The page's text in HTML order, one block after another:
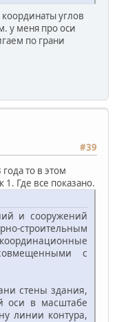
углов
у меня про оси
по грани
#39
то в этом
1. Где все показано.
и сооружений
строительным
с
стены здания,
оси в масштабе
линии контура,